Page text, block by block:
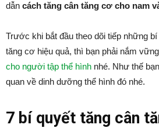
dẫn cách tăng cân tăng cơ cho nam
Trước khi bắt đầu theo dõi tiếp những
tăng cơ hiệu quả, thì bạn phải nắm
cho người tập thể hình nhé. Như thế
quan về dinh dưỡng thể hình đó nhé.
7 bí quyết tăng cân